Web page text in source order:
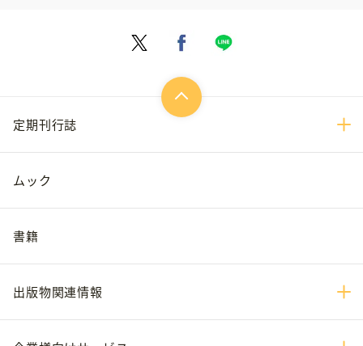
定期刊行誌
ムック
書籍
出版物関連情報